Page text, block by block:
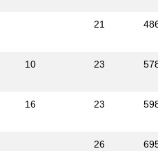
21
10 23
16 23
26